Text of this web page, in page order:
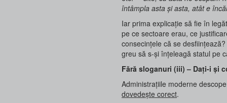
întâmpla asta și asta, atât e
Iar prima explicație să fie în
pe ce sectoare erau, ce
consecințele că se
greu să s-și înțeleagă statul pe
Fără sloganuri (iii) – Dați-i și
Administrațiile moderne
dovedește corect.